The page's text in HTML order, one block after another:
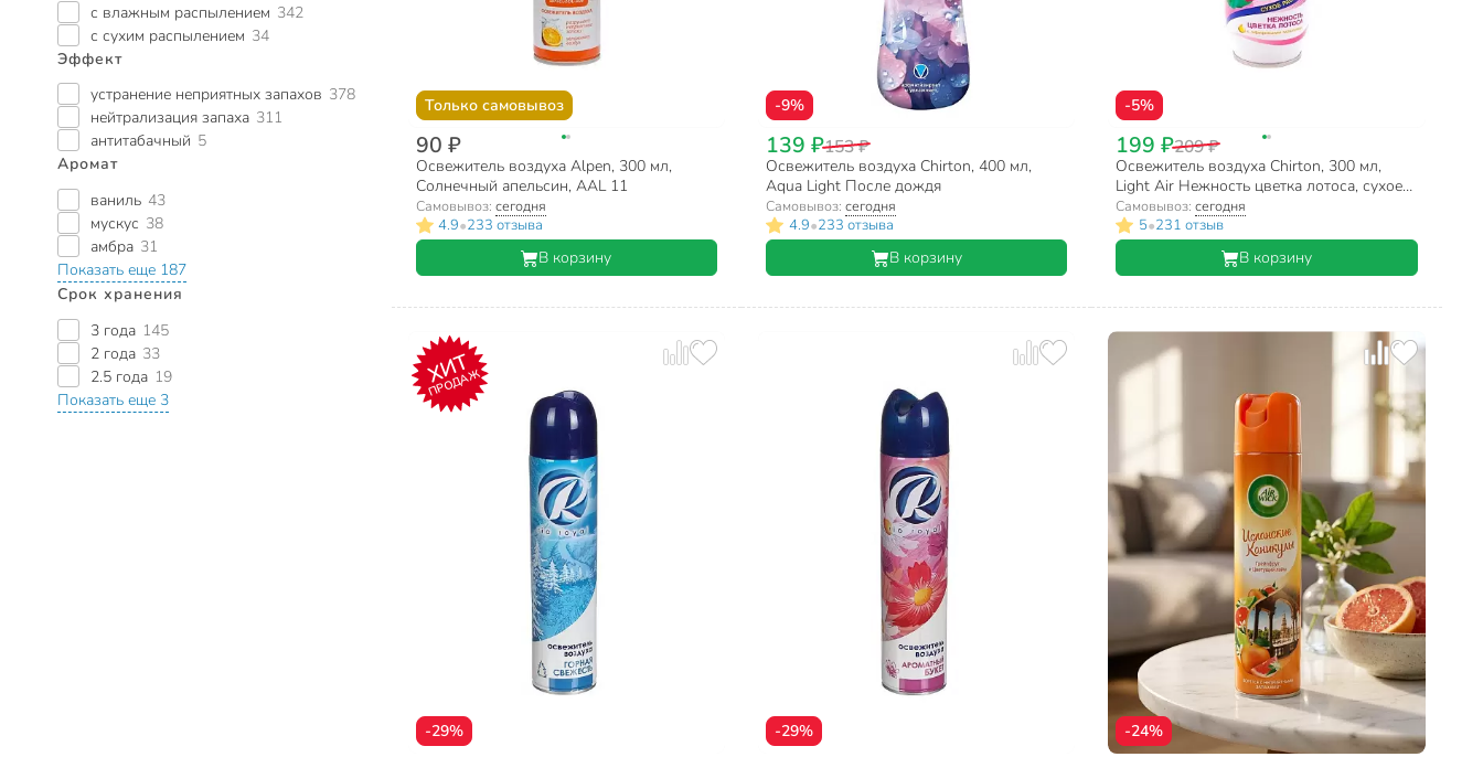
с влажным распылением 342
с сухим распылением 34
Эффект
устранение неприятных запахов 378
нейтрализация запаха 311
антитабачный 5
Аромат
ваниль 43
мускус 38
амбра 31
Показать еще 187
Срок хранения
3 года 145
2 года 33
2.5 года 19
Показать еще 3
Только самовывоз
90 ₽
Освежитель воздуха Alpen, 300 мл,
Солнечный апельсин, AAL 11
Самовывоз: сегодня
4.9•233 отзыва
В корзину
-9%
139 ₽153 ₽
Освежитель воздуха Chirton, 400 мл,
Aqua Light После дождя
Самовывоз: сегодня
4.9•233 отзыва
В корзину
-5%
199 ₽209 ₽
Освежитель воздуха Chirton, 300 мл,
Light Air Нежность цветка лотоса, сухое
распыление
Самовывоз:сегодня
5•231 отзыв
В корзину
ХИТ
ПРОДАЖ
-29% -29% -24%